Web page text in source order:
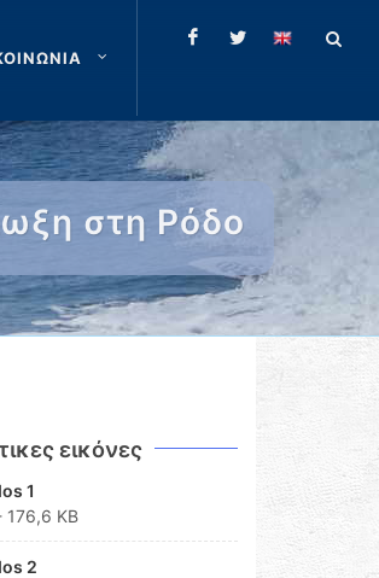
στη Ρόδο
εικόνες
1
176,6 KB
2